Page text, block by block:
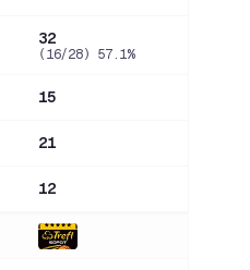
32
(16/28) 57.1%
15
21
12